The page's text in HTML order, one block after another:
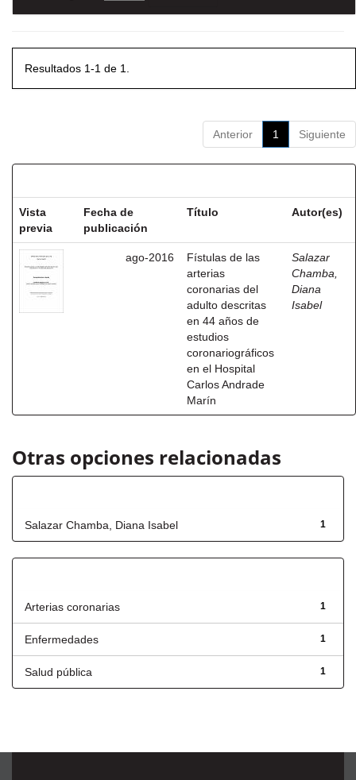
Resultados 1-1 de 1.
Anterior 1 Siguiente
Vista
previa
Fecha de
publicación
Título Autor(es)
ago-2016
Fístulas de las
arterias
coronarias del
adulto descritas
en 44 años de
estudios
coronariográficos
en el Hospital
Carlos Andrade
Marín
Salazar
Chamba,
Diana
Isabel
Otras opciones relacionadas
1
Salazar Chamba, Diana Isabel
1
Arterias coronarias
1
Enfermedades
1
Salud pública